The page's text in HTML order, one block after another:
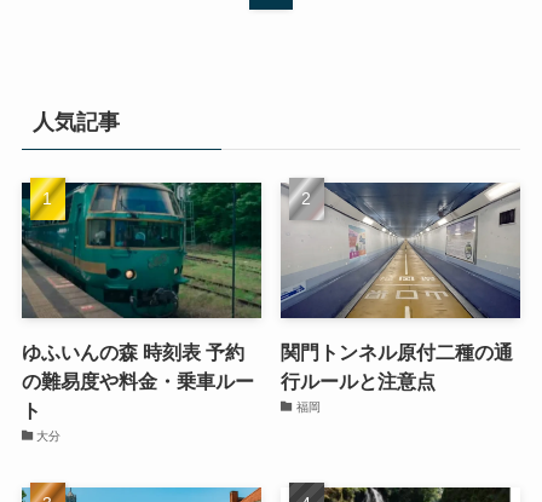
人気記事
ゆふいんの森 時刻表 予約
の難易度や料金・乗車ルー
ト
大分
関門トンネル原付二種の通
行ルールと注意点
福岡